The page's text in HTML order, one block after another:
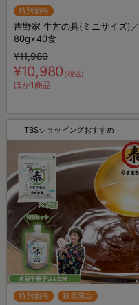
特別価格
吉野家 牛丼の具(ミニサイズ)／
80g×40食
¥11,980
¥10,980（税込）
ほか1商品
TBSショッピングおすすめ
特別価格 数量限定